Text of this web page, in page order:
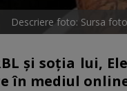
Descriere foto: Sursa
și soția lui,
în mediul